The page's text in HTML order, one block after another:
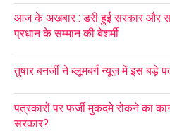
आज के अखबार : डरी हुई सरकार और
प्रधान के सम्मान की बेशर्मी
तुषार बनर्जी ने ब्लूमबर्ग न्यूज़ में इस बड़े
पत्रकारों पर फर्जी मुकदमे रोकने का
सरकार?